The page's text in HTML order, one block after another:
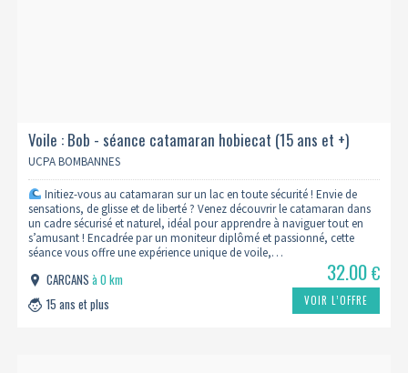
Voile : Bob - séance catamaran hobiecat (15 ans et +)
UCPA BOMBANNES
Initiez-vous au catamaran sur un lac en toute sécurité ! Envie de
sensations, de glisse et de liberté ? Venez découvrir le catamaran dans
un cadre sécurisé et naturel, idéal pour apprendre à naviguer tout en
s’amusant ! Encadrée par un moniteur diplômé et passionné, cette
séance vous offre une expérience unique de voile,…
CARCANSà 0 km
15 ans et plus
32.00€
VOIR L’OFFRE